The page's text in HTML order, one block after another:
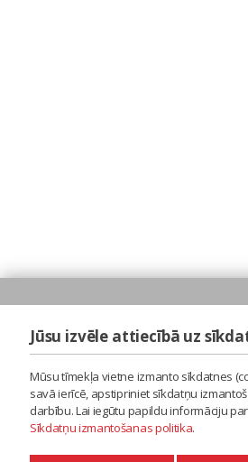
Jūsu izvēle attiecībā uz
Mūsu tīmekļa vietne izmanto sīkdatnes
savā ierīcē, apstipriniet sīkdatņu
darbību. Lai iegūtu papildu informāciju
Sīkdatņu izmantošanas politika.